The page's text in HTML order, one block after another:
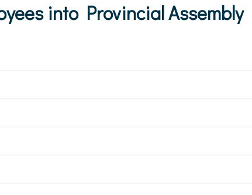
into Provincial Assembly